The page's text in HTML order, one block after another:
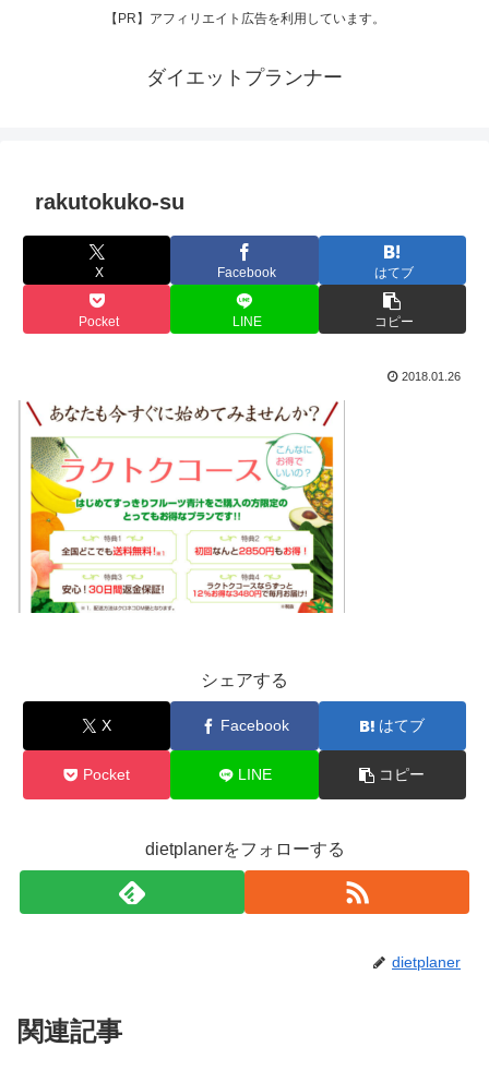
【PR】アフィリエイト広告を利用しています。
ダイエットプランナー
rakutokuko-su
X Facebook はてブ
Pocket LINE コピー
2018.01.26
シェアする
X Facebook はてブ
Pocket LINE コピー
dietplanerをフォローする
dietplaner
関連記事